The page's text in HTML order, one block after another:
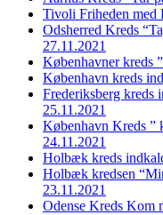
Tivoli Friheden med
Odsherred Kreds
27.11.2021
Københavner kreds
København kreds
Frederiksberg kreds
25.11.2021
København Kreds ”
24.11.2021
Holbæk kreds
Holbæk kredsen
23.11.2021
Odense Kreds Kom